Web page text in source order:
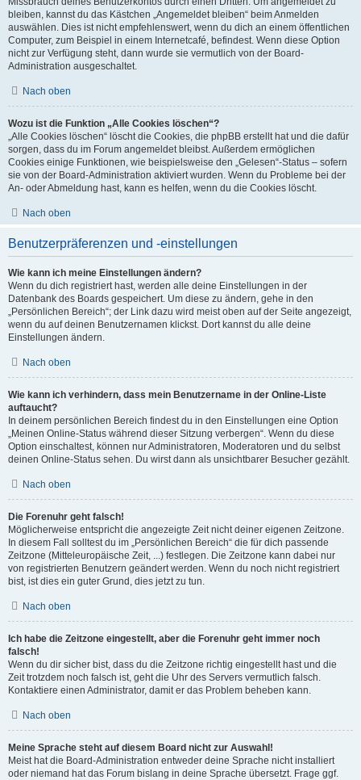
bleiben, kannst du das Kästchen „Angemeldet bleiben“ beim Anmelden
auswählen. Dies ist nicht empfehlenswert, wenn du dich an einem öffentlichen
Computer, zum Beispiel in einem Internetcafé, befindest. Wenn diese Option
nicht zur Verfügung steht, dann wurde sie vermutlich von der Board-
Administration ausgeschaltet.
Nach oben
Wozu ist die Funktion „Alle Cookies löschen“?
„Alle Cookies löschen“ löscht die Cookies, die phpBB erstellt hat und die dafür
sorgen, dass du im Forum angemeldet bleibst. Außerdem ermöglichen
Cookies einige Funktionen, wie beispielsweise den „Gelesen“-Status – sofern
sie von der Board-Administration aktiviert wurden. Wenn du Probleme bei der
An- oder Abmeldung hast, kann es helfen, wenn du die Cookies löscht.
Nach oben
Benutzerpräferenzen und -einstellungen
Wie kann ich meine Einstellungen ändern?
Wenn du dich registriert hast, werden alle deine Einstellungen in der
Datenbank des Boards gespeichert. Um diese zu ändern, gehe in den
„Persönlichen Bereich“; der Link dazu wird meist oben auf der Seite angezeigt,
wenn du auf deinen Benutzernamen klickst. Dort kannst du alle deine
Einstellungen ändern.
Nach oben
Wie kann ich verhindern, dass mein Benutzername in der Online-Liste
auftaucht?
In deinem persönlichen Bereich findest du in den Einstellungen eine Option
„Meinen Online-Status während dieser Sitzung verbergen“. Wenn du diese
Option einschaltest, können nur Administratoren, Moderatoren und du selbst
deinen Online-Status sehen. Du wirst dann als unsichtbarer Besucher gezählt.
Nach oben
Die Forenuhr geht falsch!
Möglicherweise entspricht die angezeigte Zeit nicht deiner eigenen Zeitzone.
In diesem Fall solltest du im „Persönlichen Bereich“ die für dich passende
Zeitzone (Mitteleuropäische Zeit, ...) festlegen. Die Zeitzone kann dabei nur
von registrierten Benutzern geändert werden. Wenn du noch nicht registriert
bist, ist dies ein guter Grund, dies jetzt zu tun.
Nach oben
Ich habe die Zeitzone eingestellt, aber die Forenuhr geht immer noch
falsch!
Wenn du dir sicher bist, dass du die Zeitzone richtig eingestellt hast und die
Zeit trotzdem noch falsch ist, geht die Uhr des Servers vermutlich falsch.
Kontaktiere einen Administrator, damit er das Problem beheben kann.
Nach oben
Meine Sprache steht auf diesem Board nicht zur Auswahl!
Meist hat die Board-Administration entweder deine Sprache nicht installiert
oder niemand hat das Forum bislang in deine Sprache übersetzt. Frage ggf.